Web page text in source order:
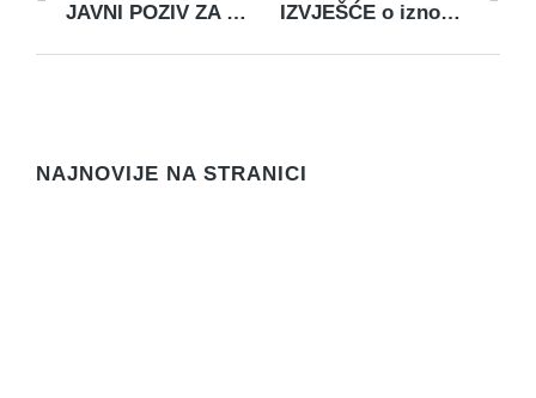
JAVNI POZIV ZA PODNOŠENJE ZAHTJEVA ZA DAVANJE KONCESIJSKIH ODOBRENJA NA POMORSKOM DOBRU NA PODRUČJU OPĆINE ROGOZNICA ZA 2023. GODINU IZVJEŠĆE o iznosu raspoređenih i isplaćenih sredstava iz proračuna Općine Rogoznica za redovito godišnje financiranje političkih stranaka i nezavisnih vijećnika zastupljenih u Općinskom vijeću Općine Rogoznica za 2022. godinu
NAJNOVIJE NA STRANICI